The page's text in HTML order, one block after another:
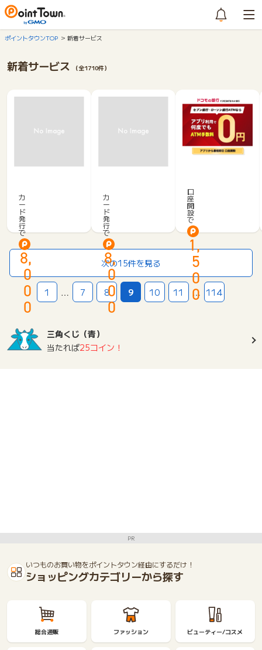
ポイントタウンTOP 新着サービス
新着サービス （全1710件）
フ
カ
ー
ド
（学
生
専
用）
カ
ー
ド
発
行
で
8,
0
0
0
フ
カ
ー
ド
（ビ
ジ
ネ
ス
ラ
イ
ト
カ
ー
ド
発
行
で
8,
0
0
0
モ
S
M
T
B
ネ
ッ
ト
銀
行
個
口
座
開
設
で
1,
5
0
0
次の15件を見る
1 … 7 8 9 10 11 … 114
三角くじ（青）
当たれば25コイン！
PR
いつものお買い物をポイントタウン経由にするだけ！
ショッピングカテゴリーから探す
総合通販 ファッション ビューティー/コスメ